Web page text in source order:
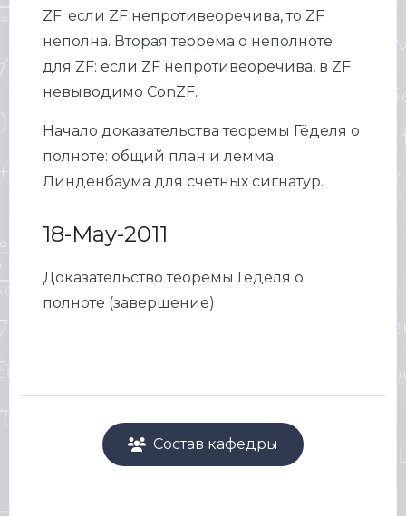
ZF: если ZF непротивеоречива, то ZF
неполна. Вторая теорема о неполноте
для ZF: если ZF непротивеоречива, в ZF
невыводимо ConZF.
Начало доказательства теоремы Гёделя о
полноте: общий план и лемма
Линденбаума для счетных сигнатур.
18-May-2011
Доказательство теоремы Гёделя о
полноте (завершение)
Состав кафедры